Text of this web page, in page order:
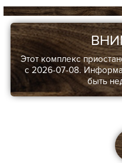
Этот комплекс
с 2026-07-08.
быть